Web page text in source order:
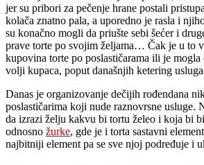
jer su pribori za pečenje hrane postali
kolača znatno pala, a uporedno je rasla i
su konačno mogli da priušte sebi šećer i
prave torte po svojim željama… Čak je u to
kupovina torte po poslastičarama ili je mogla
volji kupaca, poput današnjih ketering
Danas je organizovanje dečijih rođendana
poslastičarima koji nude raznovrsne usluge.
da izrazi želju kakvu bi tortu želeo i koja bi
odnosno žurke, gde je i torta sastavni
najbitniji element pa se sve njoj podređuje i